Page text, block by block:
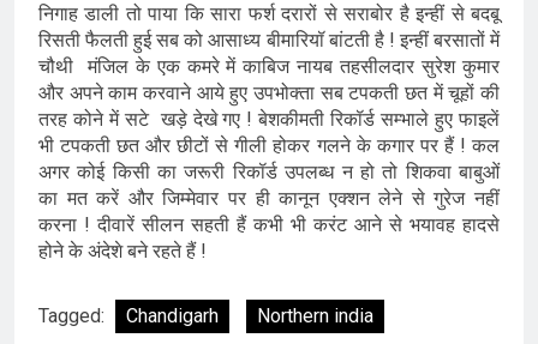
निगाह डाली तो पाया कि सारा फर्श दरारों से सराबोर है इन्हीं से बदबू
रिसती फैलती हुई सब को आसाध्य बीमारियॉ बांटती है ! इन्हीं बरसातों में
चौथी मंजिल के एक कमरे में काबिज नायब तहसीलदार सुरेश कुमार
और अपने काम करवाने आये हुए उपभोक्ता सब टपकती छत में चूहों की
तरह कोने में सटे खड़े देखे गए ! बेशकीमती रिकॉर्ड सम्भाले हुए फाइलें
भी टपकती छत और छीटों से गीली होकर गलने के कगार पर हैं ! कल
अगर कोई किसी का जरूरी रिकॉर्ड उपलब्ध न हो तो शिकवा बाबुओं
का मत करें और जिम्मेवार पर ही कानून एक्शन लेने से गुरेज नहीं
करना ! दीवारें सीलन सहती हैं कभी भी करंट आने से भयावह हादसे
होने के अंदेशे बने रहते हैं !
Tagged: Chandigarh Northern india